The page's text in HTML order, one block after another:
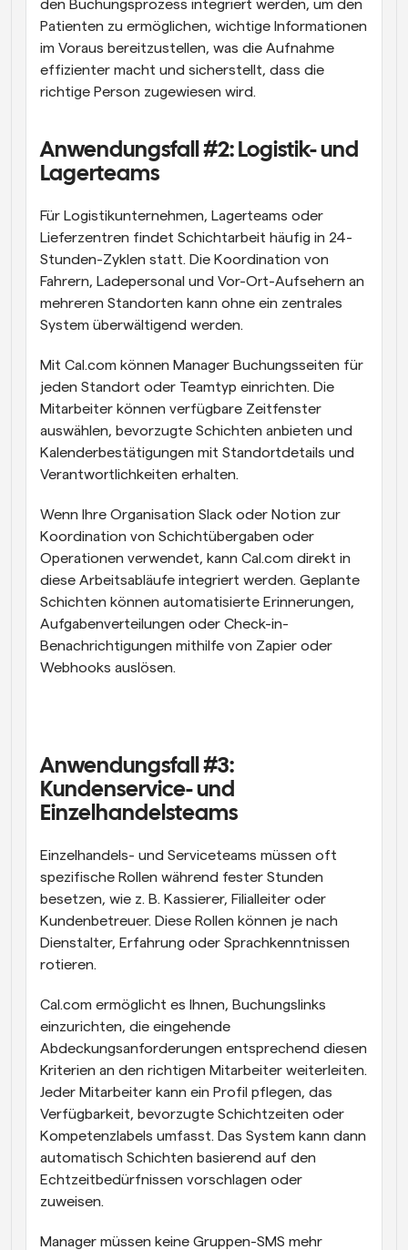
den Buchungsprozess integriert werden, um den
Patienten zu ermöglichen, wichtige Informationen
im Voraus bereitzustellen, was die Aufnahme
effizienter macht und sicherstellt, dass die
richtige Person zugewiesen wird.
Anwendungsfall #2: Logistik- und
Lagerteams
Für Logistikunternehmen, Lagerteams oder
Lieferzentren findet Schichtarbeit häufig in 24-
Stunden-Zyklen statt. Die Koordination von
Fahrern, Ladepersonal und Vor-Ort-Aufsehern an
mehreren Standorten kann ohne ein zentrales
System überwältigend werden.
Mit Cal.com können Manager Buchungsseiten für
jeden Standort oder Teamtyp einrichten. Die
Mitarbeiter können verfügbare Zeitfenster
auswählen, bevorzugte Schichten anbieten und
Kalenderbestätigungen mit Standortdetails und
Verantwortlichkeiten erhalten.
Wenn Ihre Organisation Slack oder Notion zur
Koordination von Schichtübergaben oder
Operationen verwendet, kann Cal.com direkt in
diese Arbeitsabläufe integriert werden. Geplante
Schichten können automatisierte Erinnerungen,
Aufgabenverteilungen oder Check-in-
Benachrichtigungen mithilfe von Zapier oder
Webhooks auslösen.
Anwendungsfall #3:
Kundenservice- und
Einzelhandelsteams
Einzelhandels- und Serviceteams müssen oft
spezifische Rollen während fester Stunden
besetzen, wie z. B. Kassierer, Filialleiter oder
Kundenbetreuer. Diese Rollen können je nach
Dienstalter, Erfahrung oder Sprachkenntnissen
rotieren.
Cal.com ermöglicht es Ihnen, Buchungslinks
einzurichten, die eingehende
Abdeckungsanforderungen entsprechend diesen
Kriterien an den richtigen Mitarbeiter weiterleiten.
Jeder Mitarbeiter kann ein Profil pflegen, das
Verfügbarkeit, bevorzugte Schichtzeiten oder
Kompetenzlabels umfasst. Das System kann dann
automatisch Schichten basierend auf den
Echtzeitbedürfnissen vorschlagen oder
zuweisen.
Manager müssen keine Gruppen-SMS mehr